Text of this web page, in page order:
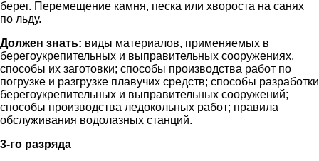
берег. Перемещение камня, песка или хвороста на санях
по льду.
Должен знать: виды материалов, применяемых в
берегоукрепительных и выправительных сооружениях,
способы их заготовки; способы производства работ по
погрузке и разгрузке плавучих средств; способы разработки
берегоукрепительных и выправительных сооружений;
способы производства ледокольных работ; правила
обслуживания водолазных станций.
3-го разряда